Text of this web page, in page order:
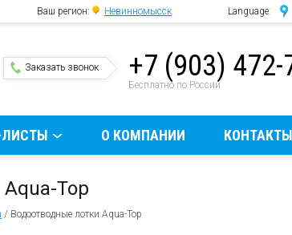
Ваш регион: Невинномысск Language:
+7 (903) 472-
Бесплатно по России
Заказать звонок
ЛИСТЫ О КОМПАНИИ КОНТАКТЫ
Top
/ Водоотводные лотки Aqua-Top